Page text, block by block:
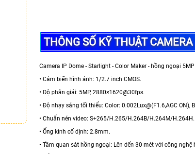
THÔNG SỐ KỸ THUẬT
Camera IP Dome - Starlight - Color Maker - hồng ngoại 5MP
• Cảm biến hình ảnh: 1/2.7 inch CMOS.
• Độ phân giải: 5MP, 2880×1620@30fps.
• Độ nhạy sáng tối thiểu: Color: 0.002Lux@(F1.6,AGC ON),
• Chuẩn nén video: S+265/H.265/H.264B/H.264M/H.264H.
• Ống kính cố định: 2.8mm.
• Tầm quan sát hồng ngoại: Lên đến 30 mét với công